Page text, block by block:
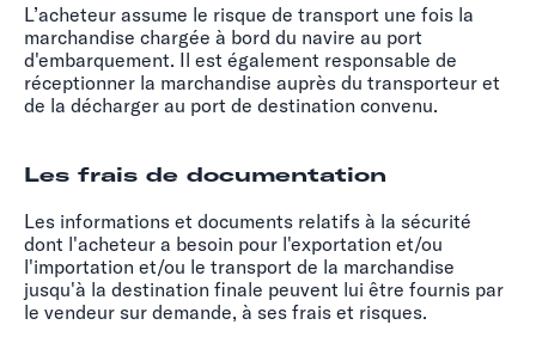
L’acheteur assume le risque de transport une fois la
marchandise chargée à bord du navire au port
d'embarquement. Il est également responsable de
réceptionner la marchandise auprès du transporteur et
de la décharger au port de destination convenu.
Les frais de documentation
Les informations et documents relatifs à la sécurité
dont l'acheteur a besoin pour l'exportation et/ou
l'importation et/ou le transport de la marchandise
jusqu'à la destination finale peuvent lui être fournis par
le vendeur sur demande, à ses frais et risques.